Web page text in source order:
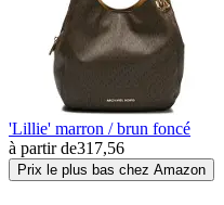
'Lillie' marron / brun foncé
à partir de317,56
Prix le plus bas chez Amazon